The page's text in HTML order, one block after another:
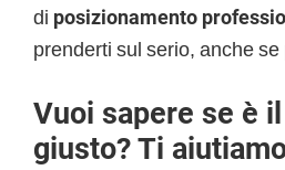
di posizionamento
prenderti sul serio, anche se
Vuoi sapere se è
giusto? Ti